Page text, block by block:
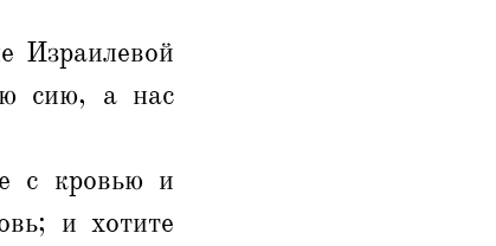
Израилевой
сию, а нас
с кровью и
и хотите